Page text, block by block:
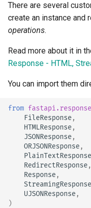
部署
如何操作 - 诀窍
render
init_headers
set_cookie
delete_cookie
ORJSONResponse
charset
FastAPI and friends
newsletter
There are several
create an instance and
operations.
Read more about it in
Response - HTML,
You can import them
from
FileResponse,
HTMLResponse,
JSONResponse,
ORJSONResponse,
PlainTextResponse
RedirectResponse,
Response,
StreamingResponse
UJSONResponse,
)